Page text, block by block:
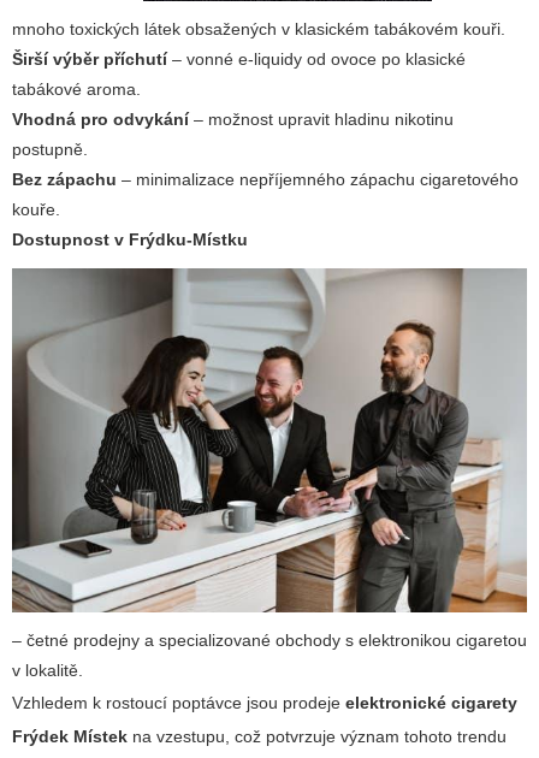
mnoho toxických látek obsažených v klasickém tabákovém kouři.
Širší výběr příchutí– vonné e-liquidy od ovoce po klasické
tabákové aroma.
Vhodná pro odvykání– možnost upravit hladinu nikotinu
postupně.
Bez zápachu – minimalizace nepříjemného zápachu cigaretového
kouře.
Dostupnost v Frýdku-Místku
– četné prodejny a specializované obchody s elektronikou cigaretou
v lokalitě.
Vzhledem k rostoucí poptávce jsou prodeje elektronické cigarety
Frýdek Místek na vzestupu, což potvrzuje význam tohoto trendu